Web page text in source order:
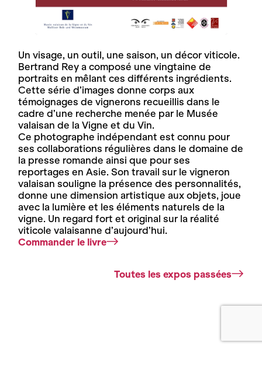
Un visage, un outil, une saison, un décor viticole.
Bertrand Rey a composé une vingtaine de
portraits en mêlant ces différents ingrédients.
Cette série d’images donne corps aux
témoignages de vignerons recueillis dans le
cadre d’une recherche menée par le Musée
valaisan de la Vigne et du Vin.
Ce photographe indépendant est connu pour
ses collaborations régulières dans le domaine de
la presse romande ainsi que pour ses
reportages en Asie. Son travail sur le vigneron
valaisan souligne la présence des personnalités,
donne une dimension artistique aux objets, joue
avec la lumière et les éléments naturels de la
vigne. Un regard fort et original sur la réalité
viticole valaisanne d’aujourd’hui.
Commander le livre
Toutes les expos passées